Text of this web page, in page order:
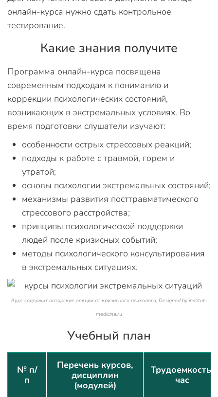
онлайн-курса нужно сдать контрольное
тестирование.
Какие знания получите
Программа онлайн-курса посвящена
современным подходам к пониманию и
коррекции психологических состояний,
возникающих в экстремальных условиях. Во
время подготовки слушатели изучают:
особенности острых стрессовых реакций;
подходы к работе с травмой, горем и
утратой;
основы психологии экстремальных состояний;
механизмы развития посттравматического
стрессового расстройства;
принципы психологической поддержки
людей после кризисных событий;
методы психологического консультирования
в экстремальных ситуациях.
Курс содержит авторские лекции от кризисного психолога; Designed by institut-
medicina.ru
Учебный план
№ п/
п
Перечень курсов,
дисциплин
(модулей)
Трудоемкость,
час